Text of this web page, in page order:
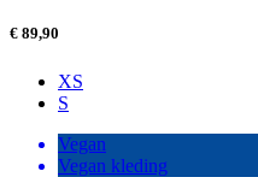
€ 89,90
XS
S
Vegan
Vegan kleding